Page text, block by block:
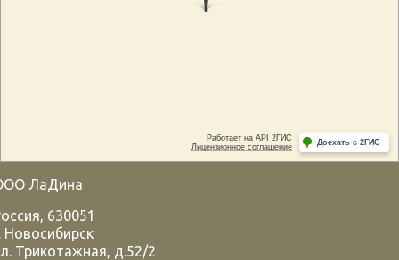
ЛаДина
, 630051
Новосибирск
Трикотажная, д.52/2